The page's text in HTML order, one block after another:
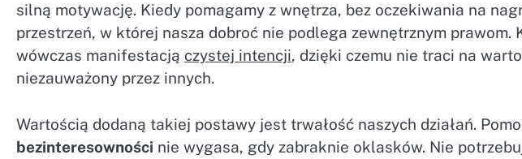
silną motywację. Kiedy pomagamy z wnętrza, bez oczekiwania na
przestrzeń, w której nasza dobroć nie podlega zewnętrznym prawom.
wówczas manifestacją czystej intencji, dzięki czemu nie traci na
niezauważony przez innych.
Wartością dodaną takiej postawy jest trwałość naszych działań.
bezinteresowności nie wygasa, gdy zabraknie oklasków. Nie